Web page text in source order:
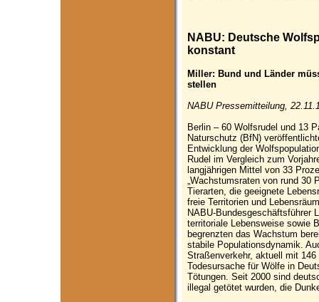
NABU: Deutsche
konstant
Miller: Bund und Länder
stellen
NABU Pressemitteilung,
Berlin – 60 Wolfsrudel und 13
Naturschutz (BfN)
Entwicklung der
Rudel im Vergleich zum
langjährigen Mittel von 33
„Wachstumsraten von rund 30
Tierarten, die geeignete
freie Territorien und
NABU-Bundesgeschäftsführer
territoriale Lebensweise sowie
begrenzten das Wachstum
stabile Populationsdynamik.
Straßenverkehr, aktuell mit
Todesursache für Wölfe in
Tötungen. Seit 2000 sind
illegal getötet wurden, die